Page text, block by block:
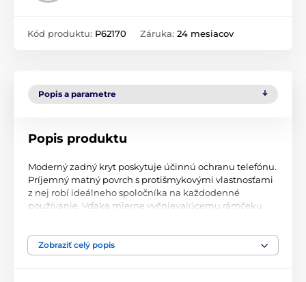
Kód produktu: P62170 Záruka: 24 mesiacov
Popis a parametre
Popis produktu
Moderný zadný kryt poskytuje účinnú ochranu telefónu.
Príjemný matný povrch s protišmykovými vlastnosťami
z nej robí ideálneho spoločníka na každodenné
používanie. Vďaka mierne vyčnievajúcemu rámčeku
zabudovanými krytmi, ktoré nebránia ich pohodlnému
používaniu.
Zobraziť celý popis